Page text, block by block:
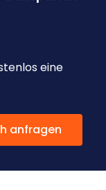
eine
anfragen